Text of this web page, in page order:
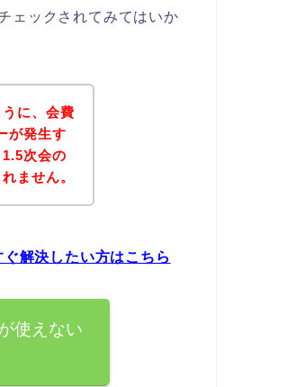
ェックされてみてはいか
に、会費
が発生す
次会の
ません。
解決したい方はこちら
使えない